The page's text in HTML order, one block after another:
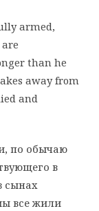
armed,
than he
away from
and
по обычаю
в
сынах
все жили